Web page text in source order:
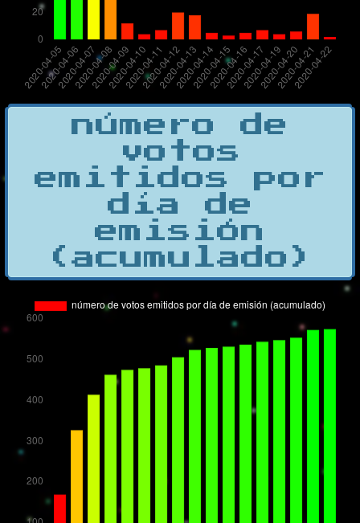
número de
votos
emitidos por
día de
emisión
(acumulado)